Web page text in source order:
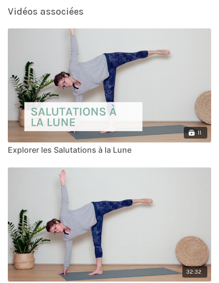
Vidéos associées
11
Explorer les Salutations à la Lune
32:32